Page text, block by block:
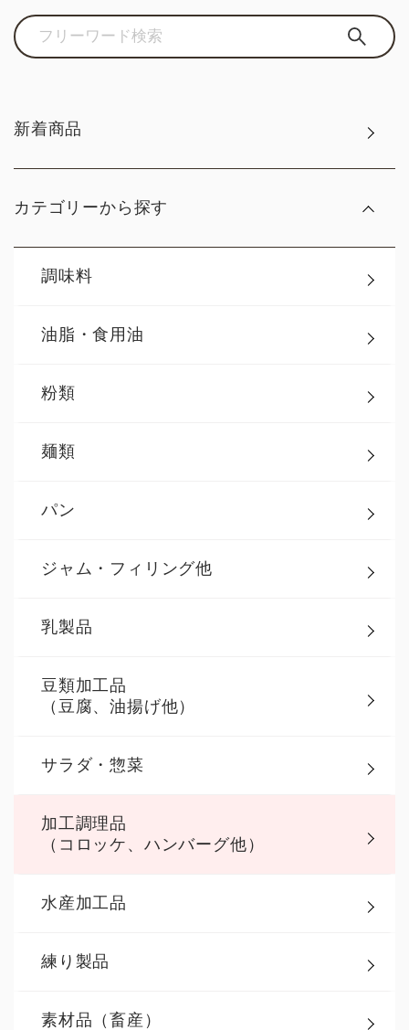
新着商品
カテゴリーから探す
調味料
油脂・食用油
粉類
麺類
パン
ジャム・フィリング他
乳製品
豆類加工品
（豆腐、油揚げ他）
サラダ・惣菜
加工調理品
（コロッケ、ハンバーグ他）
水産加工品
練り製品
素材品（畜産）